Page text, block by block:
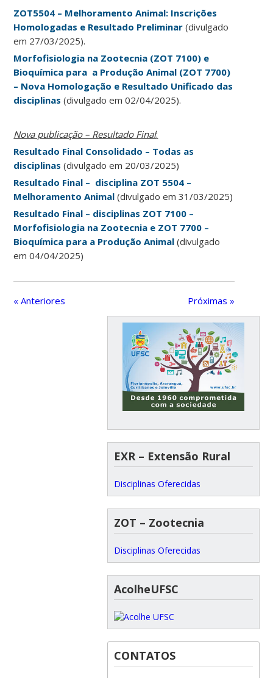
ZOT5504 – Melhoramento Animal: Inscrições
Homologadas e Resultado Preliminar (divulgado
em 27/03/2025).
Morfofisiologia na Zootecnia (ZOT 7100) e
Bioquímica para a Produção Animal (ZOT 7700)
– Nova Homologação e Resultado Unificado das
disciplinas (divulgado em 02/04/2025).
Nova publicação – Resultado Final:
Resultado Final Consolidado – Todas as
disciplinas(divulgado em 20/03/2025)
Resultado Final – disciplina ZOT 5504 –
Melhoramento Animal (divulgado em 31/03/2025)
Resultado Final – disciplinas ZOT 7100 –
Morfofisiologia na Zootecnia e ZOT 7700 –
Bioquímica para a Produção Animal (divulgado
em 04/04/2025)
« Anteriores Próximas »
EXR – Extensão Rural
Disciplinas Oferecidas
ZOT – Zootecnia
Disciplinas Oferecidas
AcolheUFSC
CONTATOS